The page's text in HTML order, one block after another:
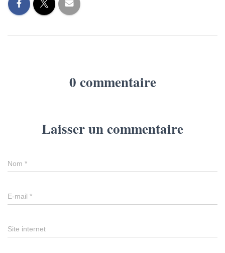
0 commentaire
Laisser un commentaire
Nom *
E-mail *
Site internet